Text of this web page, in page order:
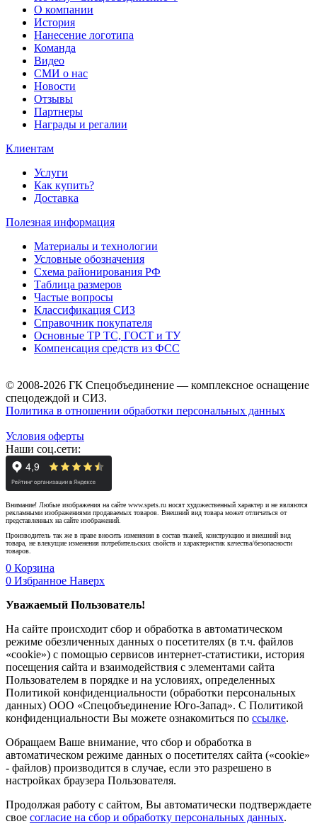
О компании
История
Нанесение логотипа
Команда
Видео
СМИ о нас
Новости
Отзывы
Партнеры
Награды и регалии
Клиентам
Услуги
Как купить?
Доставка
Полезная информация
Материалы и технологии
Условные обозначения
Схема районирования РФ
Таблица размеров
Частые вопросы
Классификация СИЗ
Справочник покупателя
Основные ТР ТС, ГОСТ и ТУ
Компенсация средств из ФСС
© 2008-2026 ГК Спецобъединение — комплексное оснащение
спецодеждой и СИЗ.
Политика в отношении обработки персональных данных
Условия оферты
Наши соц.сети:
Внимание! Любые изображения на сайте www.spets.ru носят художественный характер и не являются
рекламными изображениями продаваемых товаров. Внешний вид товара может отличаться от
представленных на сайте изображений.
Производитель так же в праве вносить изменения в состав тканей, конструкцию и внешний вид
товара, не влекущие изменения потребительских свойств и характеристик качества/безопасности
товаров.
0 Корзина
0 Избранное Наверх
Уважаемый Пользователь!
На сайте происходит сбор и обработка в автоматическом
режиме обезличенных данных о посетителях (в т.ч. файлов
«cookie») с помощью сервисов интернет-статистики, история
посещения сайта и взаимодействия с элементами сайта
Пользователем в порядке и на условиях, определенных
Политикой конфиденциальности (обработки персональных
данных) ООО «Спецобъединение Юго-Запад». С Политикой
конфиденциальности Вы можете ознакомиться по ссылке.
Обращаем Ваше внимание, что сбор и обработка в
автоматическом режиме данных о посетителях сайта («cookie»
- файлов) производится в случае, если это разрешено в
настройках браузера Пользователя.
Продолжая работу с сайтом, Вы автоматически подтверждаете
свое согласие на сбор и обработку персональных данных.